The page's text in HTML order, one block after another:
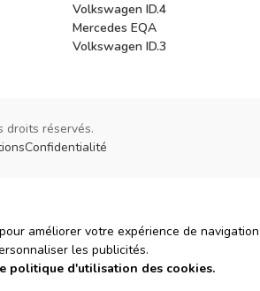
Volkswagen ID.4
Mercedes EQA
Volkswagen ID.3
droits réservés.
Confidentialité
améliorer votre expérience de navigation
les publicités.
politique d'utilisation des cookies.